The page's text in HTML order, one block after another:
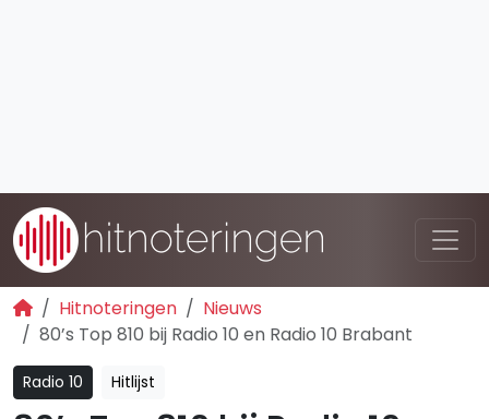
Hitnoteringen
Nieuws
80’s Top 810 bij Radio 10 en Radio 10 Brabant
Radio 10 Hitlijst